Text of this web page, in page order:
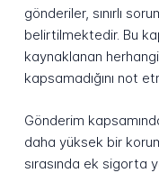
gönderiler, sınırlı
belirtilmektedir. Bu
kaynaklanan
kapsamadığını not
Gönderim
daha yüksek bir
sırasında ek sigorta